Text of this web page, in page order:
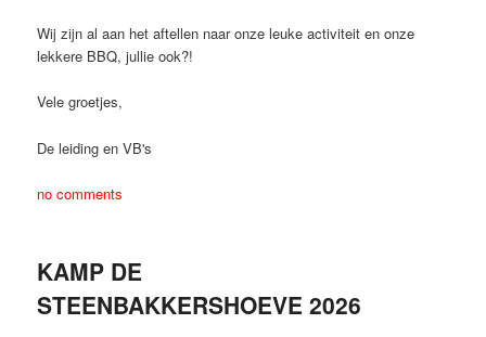
Wij zijn al aan het aftellen naar onze leuke activiteit en onze
lekkere BBQ, jullie ook?!
Vele groetjes,
De leiding en VB's
no comments
KAMP DE
STEENBAKKERSHOEVE 2026